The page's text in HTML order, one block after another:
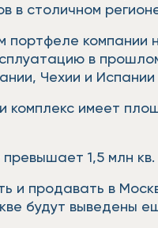
в столичном
в
Чехии и
комплекс имеет
1,5 млн кв.
и продавать в
будут выведены